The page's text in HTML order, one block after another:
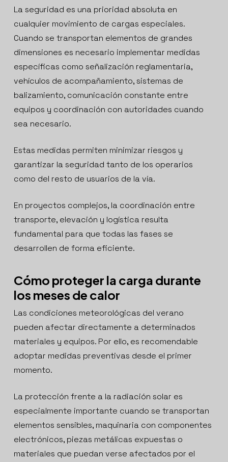
La seguridad es una prioridad absoluta en
cualquier movimiento de cargas especiales.
Cuando se transportan elementos de grandes
dimensiones es necesario implementar medidas
específicas como señalización reglamentaria,
vehículos de acompañamiento, sistemas de
balizamiento, comunicación constante entre
equipos y coordinación con autoridades cuando
sea necesario.
Estas medidas permiten minimizar riesgos y
garantizar la seguridad tanto de los operarios
como del resto de usuarios de la vía.
En proyectos complejos, la coordinación entre
transporte, elevación y logística resulta
fundamental para que todas las fases se
desarrollen de forma eficiente.
Cómo proteger la carga durante
los meses de calor
Las condiciones meteorológicas del verano
pueden afectar directamente a determinados
materiales y equipos. Por ello, es recomendable
adoptar medidas preventivas desde el primer
momento.
La protección frente a la radiación solar es
especialmente importante cuando se transportan
elementos sensibles, maquinaria con componentes
electrónicos, piezas metálicas expuestas o
materiales que puedan verse afectados por el